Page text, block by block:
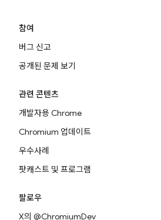
참여
버그 신고
공개된 문제 보기
관련 콘텐츠
개발자용 Chrome
Chromium 업데이트
우수사례
팟캐스트 및 프로그램
팔로우
X의 @ChromiumDev